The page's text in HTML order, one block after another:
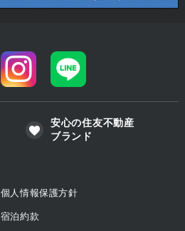
安心の住友不動産
ブランド
個人情報保護方針
宿泊約款